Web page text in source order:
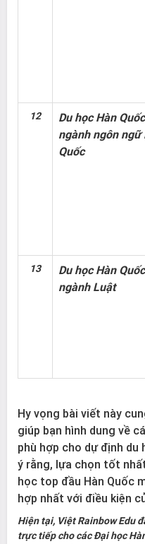
12
Du học Hàn Quốc
ngành ngôn ngữ
Quốc
13
Du học Hàn Quốc
ngành Luật
Hy vọng bài viết này
giúp bạn hình dung về
phù hợp cho dự định du
ý rằng, lựa chọn tốt
học top đầu Hàn Quốc
hợp nhất với điều kiện
Hiện tại, Việt Rainbow Edu
trực tiếp cho các Đại học